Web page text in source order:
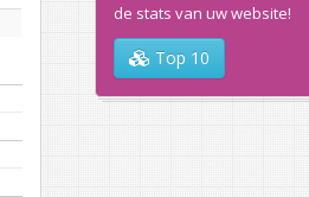
de stats van uw website!
Top 10